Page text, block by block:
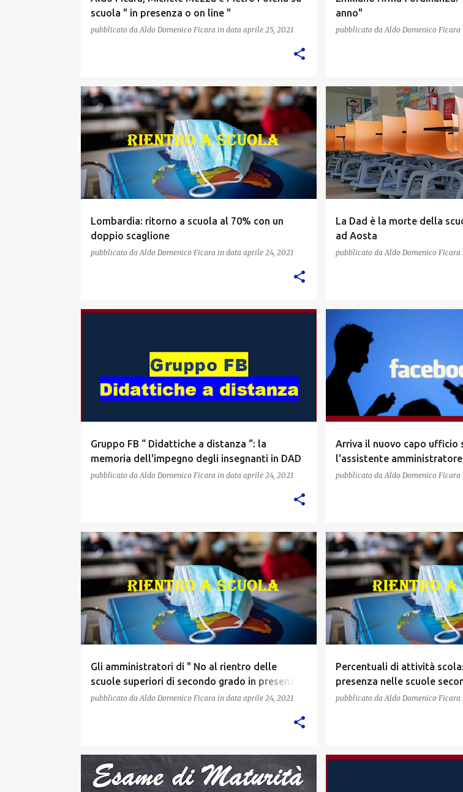
scuola " in presenza o on line "
pubblicato da Aldo Domenico Ficara in data aprile 25, 2021
anno"
pubblicato da Aldo Domenico Ficara
Lombardia: ritorno a scuola al 70% con un
doppio scaglione
pubblicato da Aldo Domenico Ficara in data aprile 24, 2021
La Dad è la morte della
ad Aosta
pubblicato da Aldo Domenico Ficara
Gruppo FB “ Didattiche a distanza “: la
memoria dell'impegno degli insegnanti in DAD
pubblicato da Aldo Domenico Ficara in data aprile 24, 2021
Arriva il nuovo capo ufficio
l'assistente amministratore
pubblicato da Aldo Domenico Ficara
Gli amministratori di " No al rientro delle
scuole superiori di secondo grado in presenza
al 100%" respingono i consigli per chiudere il
pubblicato da Aldo Domenico Ficara in data aprile 24, 2021
Percentuali di attività
presenza nelle scuole
pubblicato da Aldo Domenico Ficara